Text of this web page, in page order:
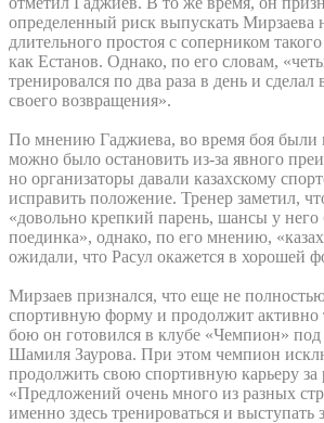
определенный риск выпускать Мирзаева
длительного простоя с соперником
как Естанов. Однако, по его словам,
тренировался по два раза в день и сделал
своего возвращения».
По мнению Гаджиева, во время боя были
можно было остановить из-за явного
но организаторы давали казахскому
исправить положение. Тренер заметил,
«довольно крепкий парень, шансы у
поединка», однако, по его мнению,
ожидали, что Расул окажется в хорошей
Мирзаев признался, что еще не
спортивную форму и продолжит активно
бою он готовился в клубе «Чемпион» под
Шамиля Заурова. При этом чемпион
продолжить свою спортивную карьеру за
«Предложений очень много из разных
именно здесь тренироваться и выступать